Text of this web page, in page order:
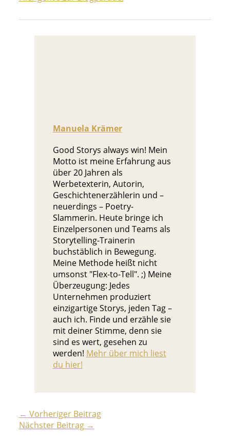
Manuela Krämer
Good Storys always win! Mein
Motto ist meine Erfahrung aus
über 20 Jahren als
Werbetexterin, Autorin,
Geschichtenerzählerin und –
neuerdings – Poetry-
Slammerin. Heute bringe ich
Einzelpersonen und Teams als
Storytelling-Trainerin
buchstäblich in Bewegung.
Meine Methode heißt nicht
umsonst "Flex-to-Tell". ;) Meine
Überzeugung: Jedes
Unternehmen produziert
einzigartige Storys, jeden Tag –
auch ich. Finde und erzähle sie
mit deiner Stimme, denn sie
sind es wert, gesehen zu
werden! Mehr über mich liest
du hier!
← Vorheriger Beitrag
Nächster Beitrag →